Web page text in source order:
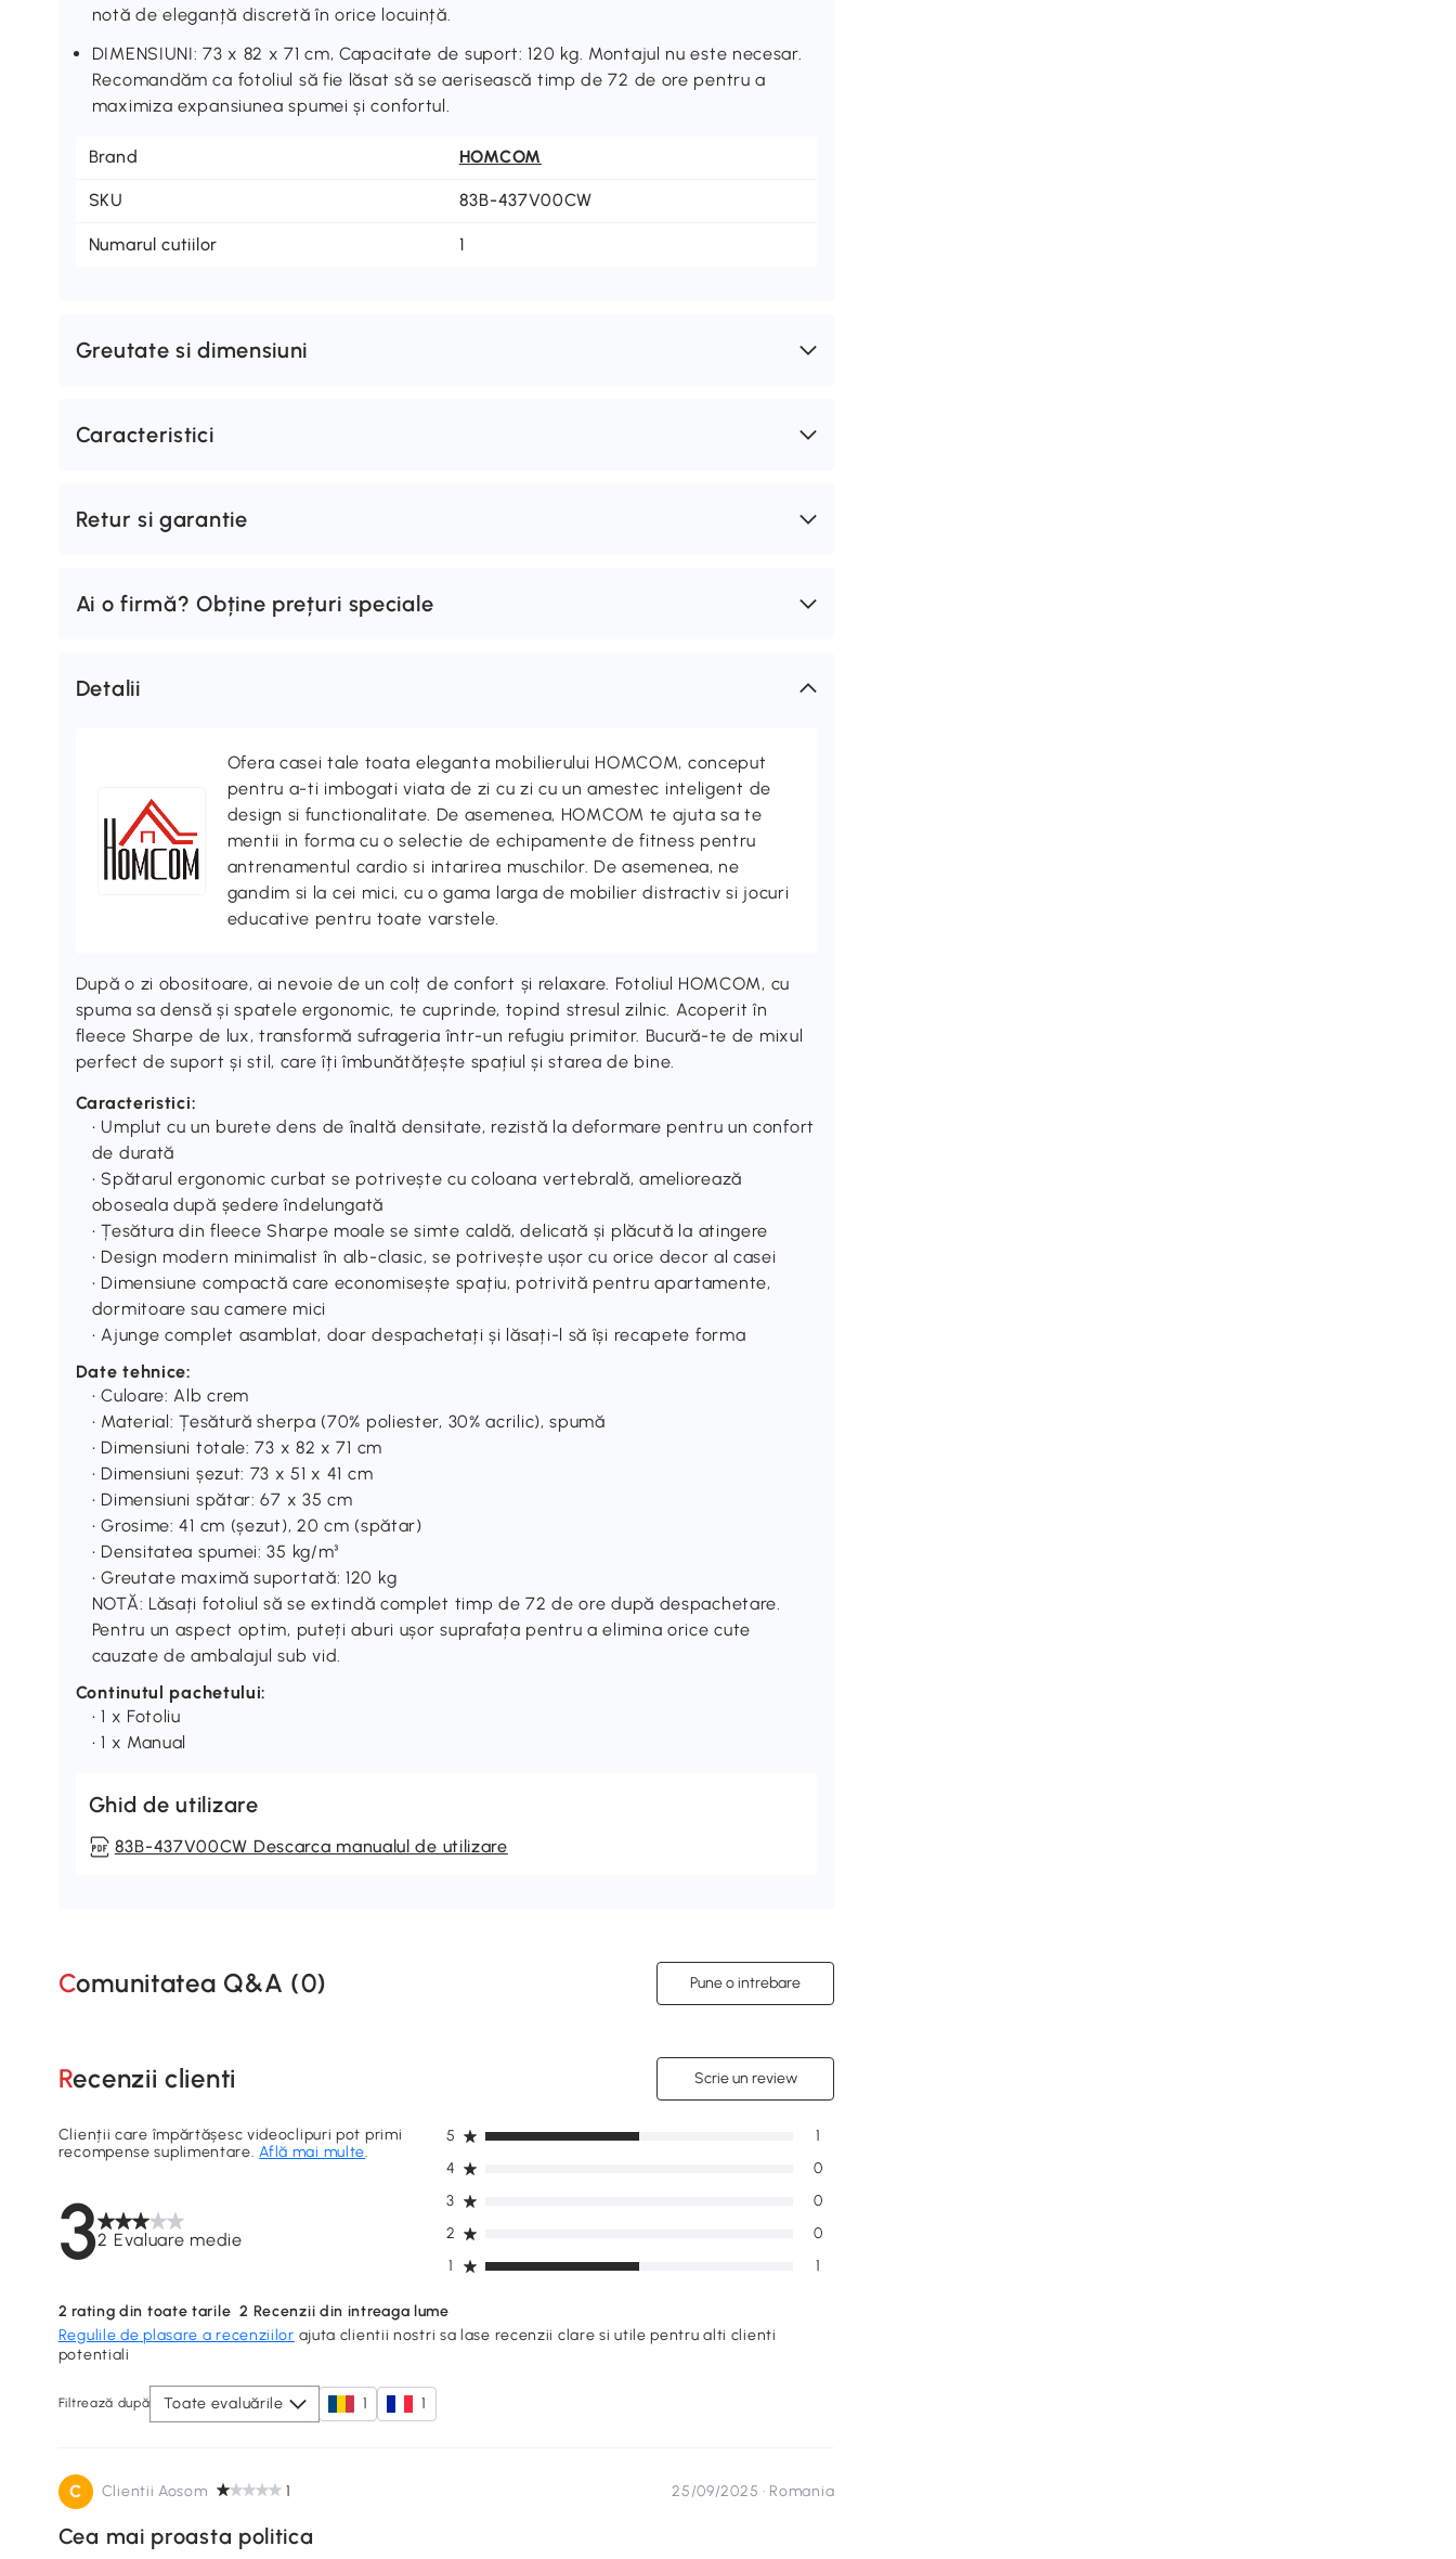
notă de eleganță discretă în orice locuință.
DIMENSIUNI: 73 x 82 x 71 cm, Capacitate de suport: 120 kg. Montajul nu este necesar.
Recomandăm ca fotoliul să fie lăsat să se aerisească timp de 72 de ore pentru a
maximiza expansiunea spumei și confortul.
Brand HOMCOM
SKU 83B-437V00CW
Numarul cutiilor 1
Greutate si dimensiuni
Caracteristici
Retur si garantie
Ai o firmă? Obține prețuri speciale
Detalii
Ofera casei tale toata eleganta mobilierului HOMCOM, conceput
pentru a-ti imbogati viata de zi cu zi cu un amestec inteligent de
design si functionalitate. De asemenea, HOMCOM te ajuta sa te
mentii in forma cu o selectie de echipamente de fitness pentru
antrenamentul cardio si intarirea muschilor. De asemenea, ne
gandim si la cei mici, cu o gama larga de mobilier distractiv si jocuri
educative pentru toate varstele.
După o zi obositoare, ai nevoie de un colț de confort și relaxare. Fotoliul HOMCOM, cu
spuma sa densă și spatele ergonomic, te cuprinde, topind stresul zilnic. Acoperit în
fleece Sharpe de lux, transformă sufrageria într-un refugiu primitor. Bucură-te de mixul
perfect de suport și stil, care îți îmbunătățește spațiul și starea de bine.
Caracteristici:
• Umplut cu un burete dens de înaltă densitate, rezistă la deformare pentru un confort
de durată
• Spătarul ergonomic curbat se potrivește cu coloana vertebrală, ameliorează
oboseala după ședere îndelungată
• Țesătura din fleece Sharpe moale se simte caldă, delicată și plăcută la atingere
• Design modern minimalist în alb-clasic, se potrivește ușor cu orice decor al casei
• Dimensiune compactă care economisește spațiu, potrivită pentru apartamente,
dormitoare sau camere mici
• Ajunge complet asamblat, doar despachetați și lăsați-l să își recapete forma
Date tehnice:
• Culoare: Alb crem
• Material: Țesătură sherpa (70% poliester, 30% acrilic), spumă
• Dimensiuni totale: 73 x 82 x 71 cm
• Dimensiuni șezut: 73 x 51 x 41 cm
• Dimensiuni spătar: 67 x 35 cm
• Grosime: 41 cm (șezut), 20 cm (spătar)
• Densitatea spumei: 35 kg/m³
• Greutate maximă suportată: 120 kg
NOTĂ: Lăsați fotoliul să se extindă complet timp de 72 de ore după despachetare.
Pentru un aspect optim, puteți aburi ușor suprafața pentru a elimina orice cute
cauzate de ambalajul sub vid.
Continutul pachetului:
• 1 x Fotoliu
• 1 x Manual
Ghid de utilizare
83B-437V00CW Descarca manualul de utilizare
Comunitatea Q&A (0) Pune o intrebare
Recenzii clienti Scrie un review
32 Evaluare medie
Clienții care împărtășesc videoclipuri pot primi
recompense suplimentare.Află mai multe.
1 1
2 0
3 0
4 0
5 1
2 rating din toate tarile 2 Recenzii din intreaga lume
Regulile de plasare a recenziilor ajuta clientii nostri sa lase recenzii clare si utile pentru alti clienti
potentiali
Filtrează după Toate evaluările 1 1
C Clientii Aosom 1 25/09/2025 · Romania
Cea mai proasta politica